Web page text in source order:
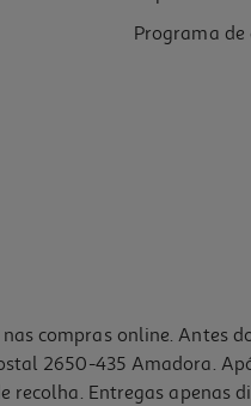
Programa
compras online. Antes
2650-435 Amadora.
recolha. Entregas